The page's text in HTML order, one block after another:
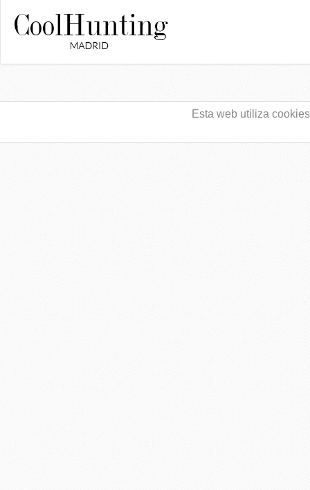
Esta web utiliza